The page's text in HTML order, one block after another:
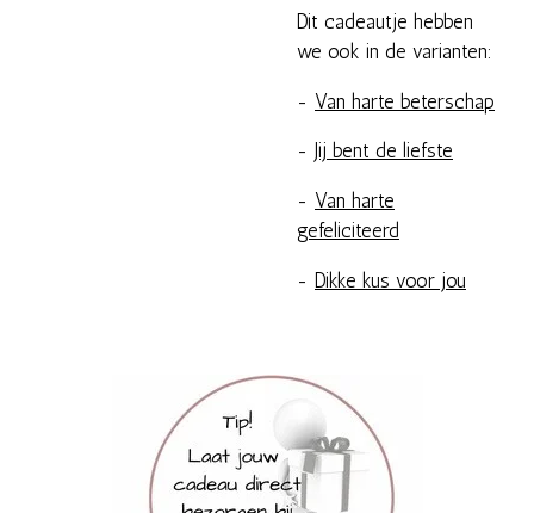
Dit cadeautje hebben
we ook in de varianten:
- Van harte beterschap
- Jij bent de liefste
- Van harte
gefeliciteerd
- Dikke kus voor jou